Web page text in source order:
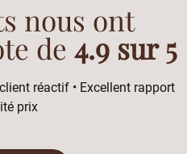
nous ont
de 4.9 sur 5
réactif • Excellent rapport
prix